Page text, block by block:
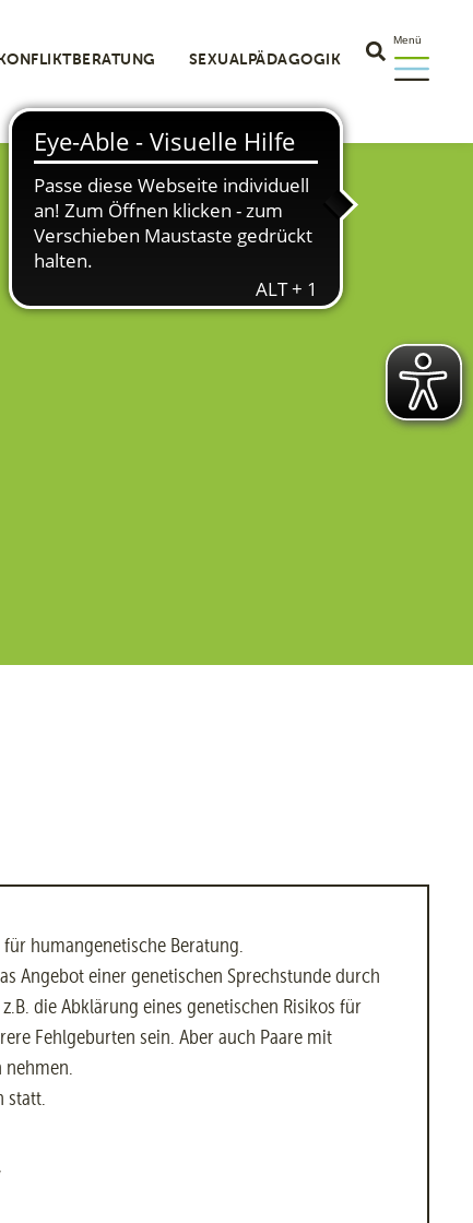
Menü
SEXUALPÄDAGOGIK
humangenetische Beratung.
Angebot einer genetischen Sprechstunde durch
die Abklärung eines genetischen Risikos für
Fehlgeburten sein. Aber auch Paare mit
statt.